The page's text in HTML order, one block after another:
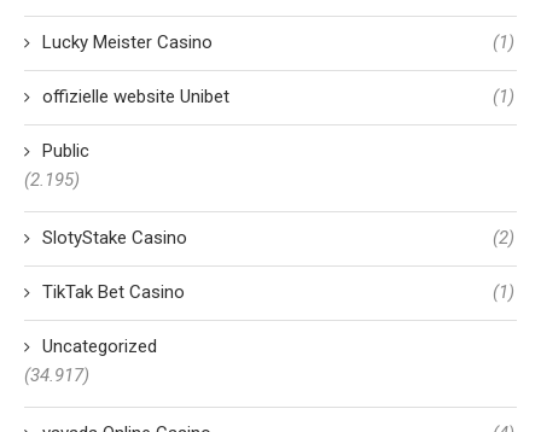
Lucky Meister Casino (1)
offizielle website Unibet (1)
Public
(2.195)
SlotyStake Casino (2)
TikTak Bet Casino (1)
Uncategorized
(34.917)